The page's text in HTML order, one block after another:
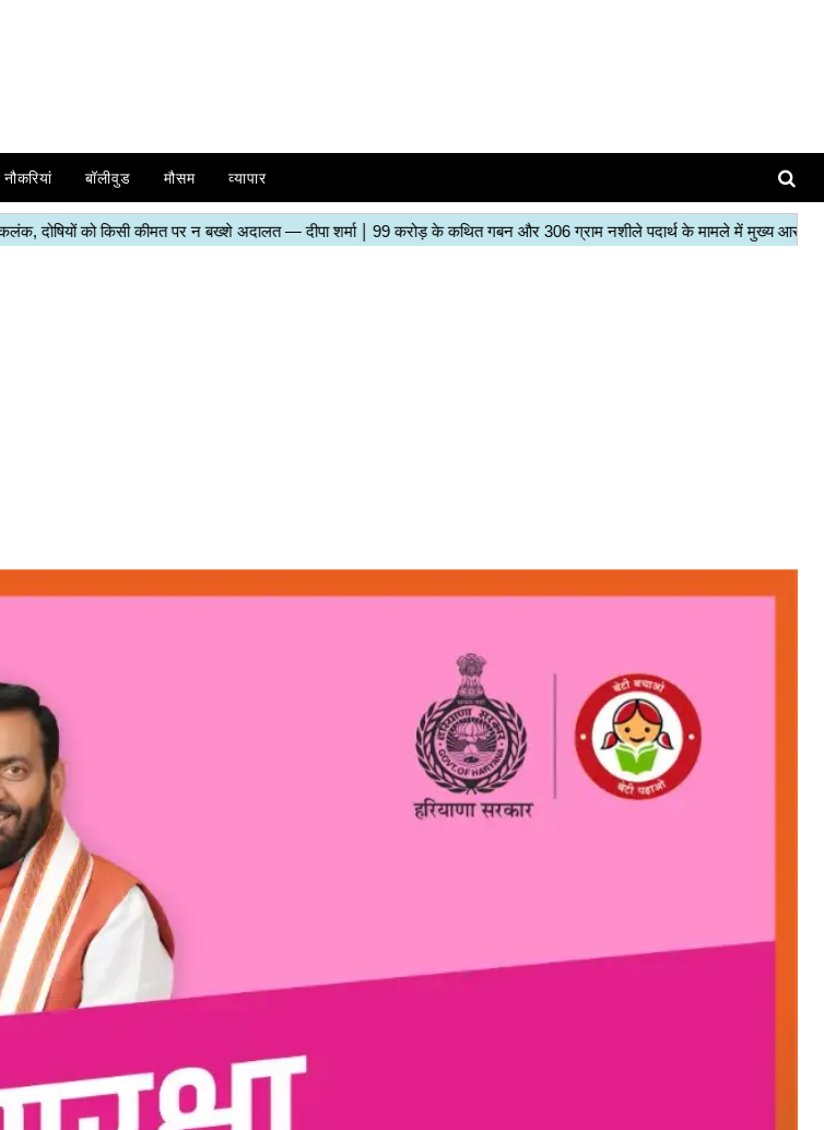
नौकरियां बॉलीवुड मौसम व्यापार